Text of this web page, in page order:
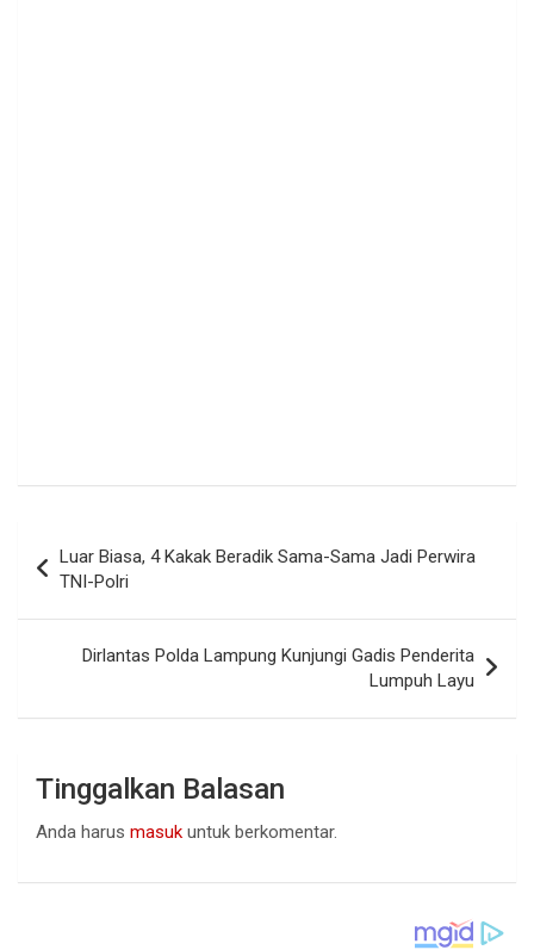
pos
Luar Biasa, 4 Kakak Beradik Sama-Sama Jadi Perwira
TNI-Polri
Dirlantas Polda Lampung Kunjungi Gadis Penderita
Lumpuh Layu
Tinggalkan Balasan
Anda harus masuk untuk berkomentar.